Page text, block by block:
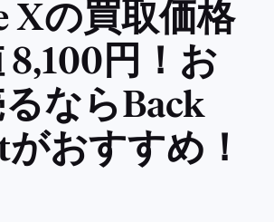
Xの買取価格
8,100円！お
ならBack
おすすめ！